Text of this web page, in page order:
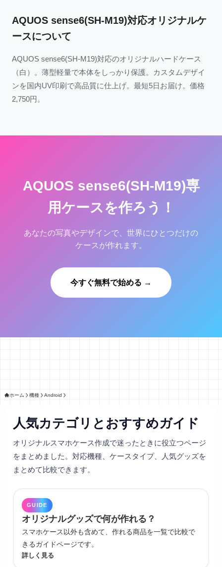
AQUOS sense6(SH-M19)対応オリジナルケ
ースについて
AQUOS sense6(SH-M19)対応のオリジナルハードケース
（白）。薄型軽量で本体をしっかり保護。カスタムデザイ
ンを国内UV印刷で高品質に仕上げ。最短5日お届け。価格
2,750円。
AQUOS sense6(SH-M19)専
用ケースを作ろう！
あなたの写真やデザインで、世界にひとつだけの
ケースが作れます。
今すぐ無料で始める →
ホーム 機種 Android
人気カテゴリとおすすめガイド
オリジナルスマホケース作成で迷ったときに役立つページ
をまとめました。対応機種、ケースタイプ、人気グッズを
まとめて比較できます。
GUIDE
オリジナルグッズで何が作れる？
スマホケース以外も含めて、作れる商品を一覧で比較で
きるガイドページです。
詳しく見る